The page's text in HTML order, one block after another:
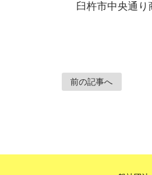
臼杵市中央通り
前の記事へ